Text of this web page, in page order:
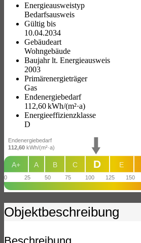
Energieausweistyp
Bedarfs­ausweis
Gültig bis
10.04.2034
Gebäudeart
Wohngebäude
Baujahr lt. Energieausweis
2003
Primärenergieträger
Gas
Endenergie­bedarf
112,60 kWh/(m²·a)
Energie­effizienz­klasse
D
0 25 50 75 100 125 150
E
C
B
A
A+ D
Endenergiebedarf
112,60 kWh/(m²·a)
Objekt­beschreibung